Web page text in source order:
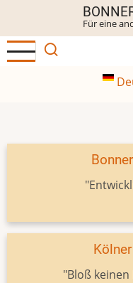
Inhalt
Für eine
"Bloß